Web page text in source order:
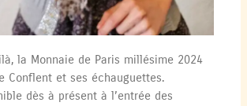
la Monnaie de Paris millésime 2024
Conflent et ses échauguettes.
dès à présent à l’entrée des